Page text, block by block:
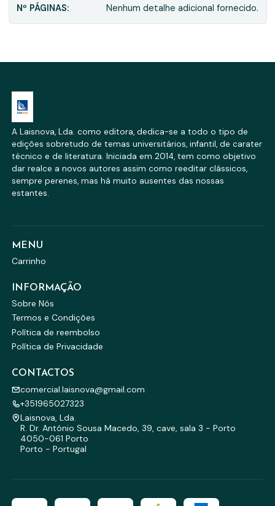
Nº PÁGINAS: Nenhum detalhe adicional fornecido.
A Laisnova, Lda. como editora, dedica-se a todo o tipo de
edições sobretudo de temas universitários, infantil, de carater
técnico e de literatura. Iniciada em 2014, tem como objetivo
dar realce a novos autores assim como reeditar clássicos,
sempre perenes, mas há muito ausentes das nossas
estantes.
MENU
Carrinho
INFORMAÇÃO
Sobre Nós
Termos e Condições
Política de reembolso
Política de Privacidade
CONTACTOS
comercial.laisnova@gmail.com
+351965027323
Laisnova, Lda.
R. Dr. António Sousa Macedo, 39, cave, sala 3 - Porto
4050-061 Porto
Porto - Portugal